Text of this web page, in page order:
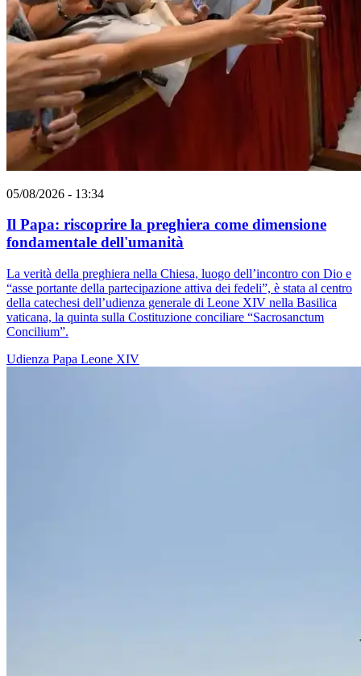
05/08/2026 - 13:34
Il Papa: riscoprire la preghiera come dimensione
fondamentale dell'umanità
La verità della preghiera nella Chiesa, luogo dell’incontro con Dio e
“asse portante della partecipazione attiva dei fedeli”, è stata al centro
della catechesi dell’udienza generale di Leone XIV nella Basilica
vaticana, la quinta sulla Costituzione conciliare “Sacrosanctum
Concilium”.
Udienza Papa Leone XIV